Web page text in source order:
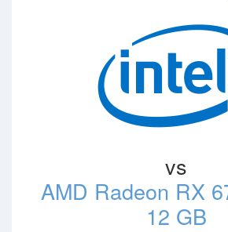
vs
AMD Radeon RX
12 GB